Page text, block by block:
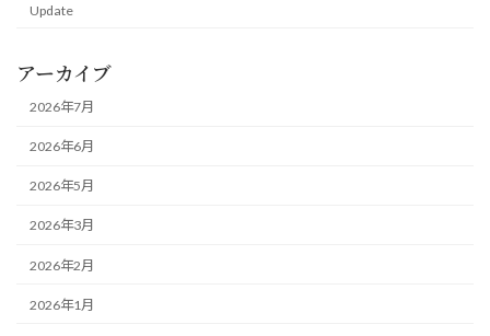
Update
アーカイブ
2026年7月
2026年6月
2026年5月
2026年3月
2026年2月
2026年1月